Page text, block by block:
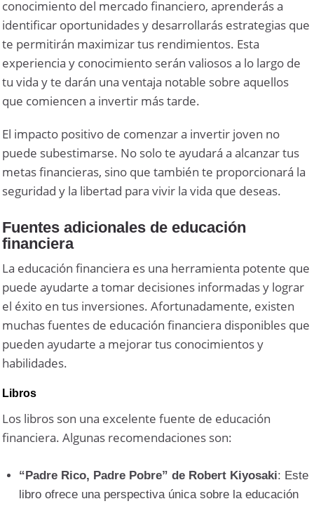
conocimiento del mercado financiero, aprenderás a
identificar oportunidades y desarrollarás estrategias que
te permitirán maximizar tus rendimientos. Esta
experiencia y conocimiento serán valiosos a lo largo de
tu vida y te darán una ventaja notable sobre aquellos
que comiencen a invertir más tarde.
El impacto positivo de comenzar a invertir joven no
puede subestimarse. No solo te ayudará a alcanzar tus
metas financieras, sino que también te proporcionará la
seguridad y la libertad para vivir la vida que deseas.
Fuentes adicionales de educación
financiera
La educación financiera es una herramienta potente que
puede ayudarte a tomar decisiones informadas y lograr
el éxito en tus inversiones. Afortunadamente, existen
muchas fuentes de educación financiera disponibles que
pueden ayudarte a mejorar tus conocimientos y
habilidades.
Libros
Los libros son una excelente fuente de educación
financiera. Algunas recomendaciones son:
“Padre Rico, Padre Pobre” de Robert Kiyosaki: Este
libro ofrece una perspectiva única sobre la educación